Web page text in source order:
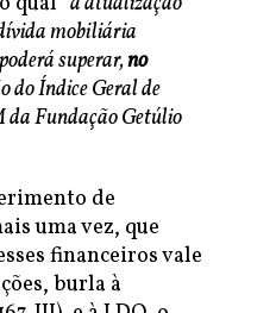
mobiliária
superar,no
do Índice Geral de
da Fundação Getúlio
de
uma vez, que
financeiros vale
burla à